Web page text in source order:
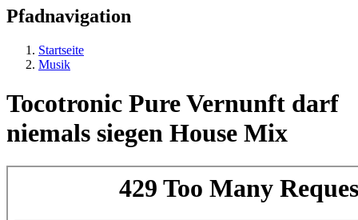
Pfadnavigation
Startseite
Musik
Tocotronic Pure Vernunft darf
niemals siegen House Mix